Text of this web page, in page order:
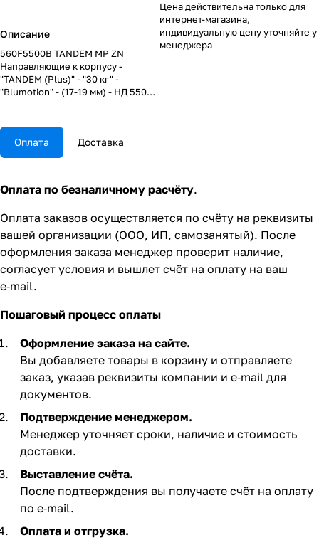
Описание
560F5500B TANDEM MP ZN
Направляющие к корпусу -
"TANDEM (Plus)" - "30 кг" -
"Blumotion" - (17-19 мм) - НД 550
Цена действительна только для
интернет-магазина,
индивидуальную цену уточняйте у
менеджера
Оплата Доставка
Оплата по безналичному расчёту.
Оплата заказов осуществляется по счёту на реквизиты
вашей организации (ООО, ИП, самозанятый). После
оформления заказа менеджер проверит наличие,
согласует условия и вышлет счёт на оплату на ваш
e‑mail.
Пошаговый процесс оплаты
Оформление заказа на сайте.
Вы добавляете товары в корзину и отправляете
заказ, указав реквизиты компании и e‑mail для
документов.
Подтверждение менеджером.
Менеджер уточняет сроки, наличие и стоимость
доставки.
Выставление счёта.
После подтверждения вы получаете счёт на оплату
по e‑mail. ​
Оплата и отгрузка.